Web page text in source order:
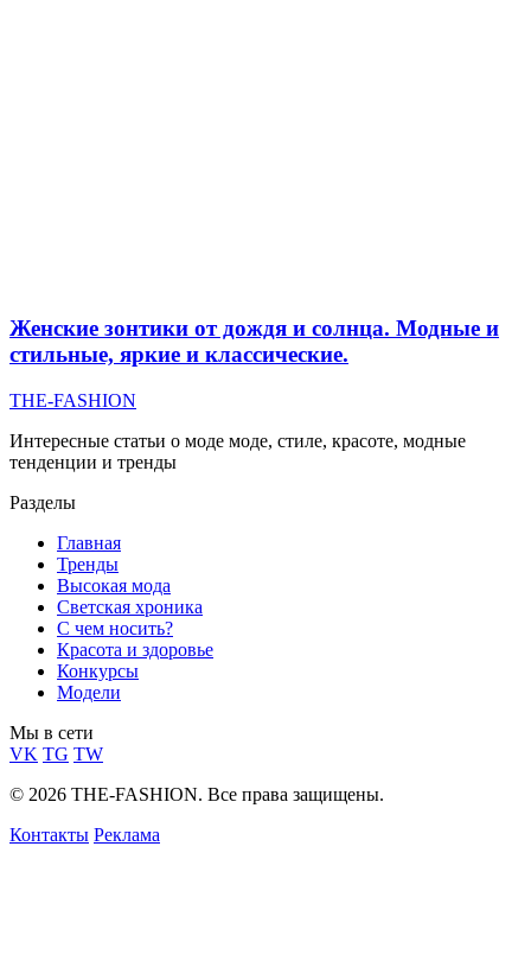
Женские зонтики от дождя и солнца. Модные и
стильные, яркие и классические.
THE-FASHION
Интересные статьи о моде моде, стиле, красоте, модные
тенденции и тренды
Разделы
Главная
Тренды
Высокая мода
Светская хроника
С чем носить?
Красота и здоровье
Конкурсы
Модели
Мы в сети
VK TG TW
© 2026 THE-FASHION. Все права защищены.
Контакты Реклама